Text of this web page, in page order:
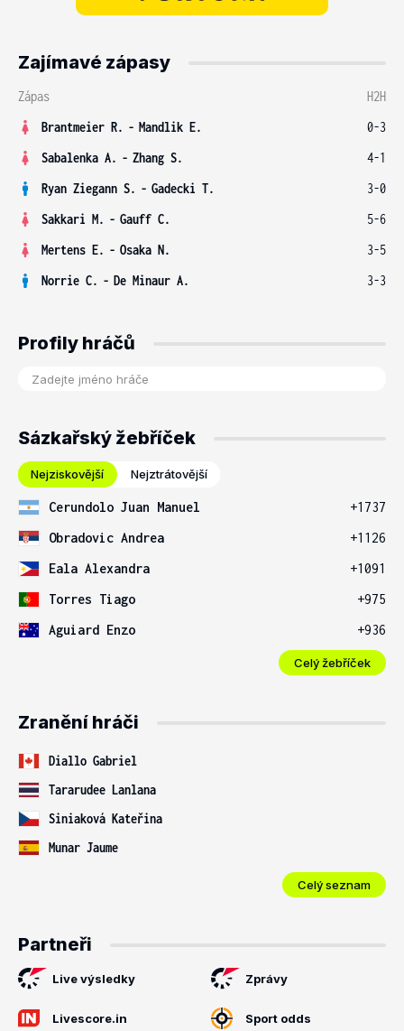
Zajímavé zápasy
Zápas
H2H
Brantmeier R. - Mandlik E.
0-3
Sabalenka A. - Zhang S.
4-1
Ryan Ziegann S. - Gadecki T.
3-0
Sakkari M. - Gauff C.
5-6
Mertens E. - Osaka N.
3-5
Norrie C. - De Minaur A. 3-3
Profily hráčů
Sázkařský žebříček
Nejziskovější Nejztrátovější
Cerundolo Juan Manuel
+1737
Obradovic Andrea
+1126
Eala Alexandra
+1091
Torres Tiago
+975
Aguiard Enzo
+936
Celý žebříček
Zranění hráči
Diallo Gabriel
Tararudee Lanlana
Siniaková Kateřina
Munar Jaume
Celý seznam
Partneři
Live výsledky Zprávy
Livescore.in Sport odds